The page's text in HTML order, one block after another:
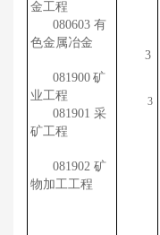
金工程
080603 有
色金属冶金
081900 矿
业工程
081901 采
矿工程
081902 矿
物加工工程
3
3